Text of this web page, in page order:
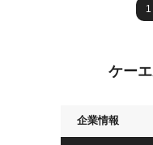
1
ケー
企業情報